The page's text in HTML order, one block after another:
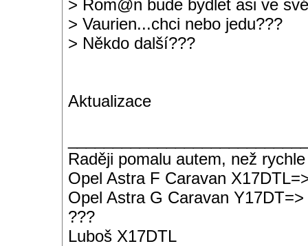
> Rom@n bude bydlet asi ve
> Vaurien...chci nebo jedu???
> Někdo další???
Aktualizace
Raději pomalu autem, než
Opel Astra F Caravan
Opel Astra G Caravan Y17DT=>
???
Luboš X17DTL